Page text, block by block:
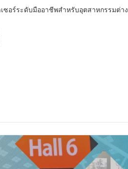
เซอร์ระดับมืออาชีพสำหรับอุตสาหกรรมต่า